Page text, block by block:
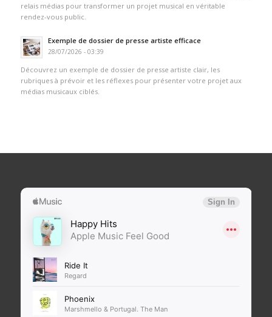
relais médias pour transformer un projet musical en véritable
rendez-vous public.
Exemple de dossier de presse artiste efficace
28/07/2026 - 03:39
Découvrez un exemple de dossier de presse artiste clair, les
rubriques à prévoir et les réflexes pour présenter votre projet aux
médias musicaux ciblés.